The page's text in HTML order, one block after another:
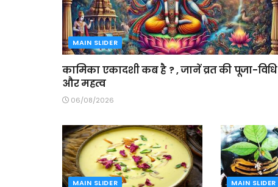
MAIN SLIDER
कामिका एकादशी कब है ? , जानें व्रत की पूजा-विधि
और महत्व
06/08/2026
MAIN SLIDER MAIN SLIDER